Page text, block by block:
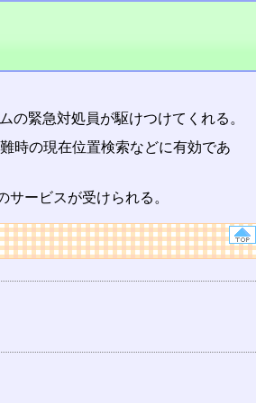
の緊急対処員が駆けつけてくれる。
時の現在位置検索などに有効であ
ービスが受けられる。